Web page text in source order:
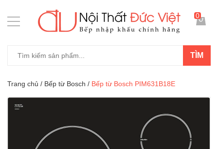
TÌM
0
Trang chủ / Bếp từ Bosch / Bếp từ Bosch PIM631B18E